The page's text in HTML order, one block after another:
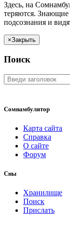
Здесь, на
теряются.
подсознания и
×Закрыть
Поиск
Сомнамбулятор
Карта сайта
Справка
О сайте
Форум
Сны
Хранилище
Поиск
Прислать